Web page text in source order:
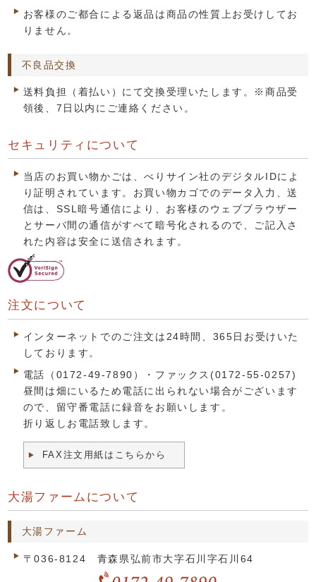
お客様のご都合による返品は商品の性質上お受けしてお
りません。
不良品交換
送料負担（着払い）にて交換受理いたします。※商品受
領後、7日以内にご連絡ください。
セキュリティについて
当店のお買い物かごは、べりサイン社のデジタルIDによ
り証明されています。お買い物カゴでのデータ入力、送
信は、SSL暗号通信により、お客様のウェブブラウザー
とサーバ間の通信がすべて暗号化されるので、ご記入さ
れた内容は安全に送信されます。
注文について
インターネットでのご注文は24時間、365日お受けいた
しております。
電話（0172-49-7890）・ファックス(0172-55-0257)
昼間は畑にいるため電話に出られない場合がございます
ので、留守番電話に録音をお願いします。
折り返しお電話致します。
FAX注文用紙はこちらから
大湯ファームについて
大湯ファーム
〒036-8124 青森県弘前市大字石川字石川64